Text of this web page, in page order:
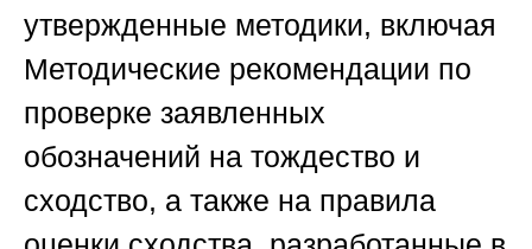
утвержденные методики, включая
Методические рекомендации по
проверке заявленных
обозначений на тождество и
сходство, а также на правила